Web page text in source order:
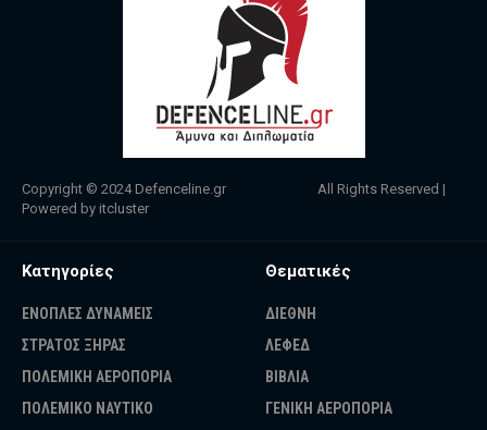
Copyright © 2024 Defenceline.gr All Rights Reserved |
Powered by itcluster
Κατηγορίες
ΕΝΟΠΛΕΣ ΔΥΝΑΜΕΙΣ
ΣΤΡΑΤΟΣ ΞΗΡΑΣ
ΠΟΛΕΜΙΚΗ ΑΕΡΟΠΟΡΙΑ
ΠΟΛΕΜΙΚΟ ΝΑΥΤΙΚΟ
Θεματικές
ΔΙΕΘΝΗ
ΛΕΦΕΔ
ΒΙΒΛΙΑ
ΓΕΝΙΚΗ ΑΕΡΟΠΟΡΙΑ